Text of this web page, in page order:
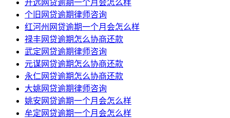
开远网贷逾期一个月会怎么样
个旧网贷逾期律师咨询
红河州网贷逾期一个月会怎么样
禄丰网贷逾期怎么协商还款
武定网贷逾期律师咨询
元谋网贷逾期怎么协商还款
永仁网贷逾期怎么协商还款
大姚网贷逾期律师咨询
姚安网贷逾期一个月会怎么样
牟定网贷逾期一个月会怎么样